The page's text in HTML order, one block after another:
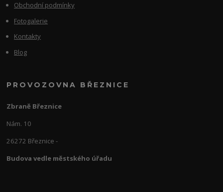
Obchodní podmínky
Fotogalerie
Kontakty
Blog
PROVOZOVNA BŘEZNICE
Zbraně Březnice
Nám. 10
26272 Březnice -
Budova vedle městského úřadu